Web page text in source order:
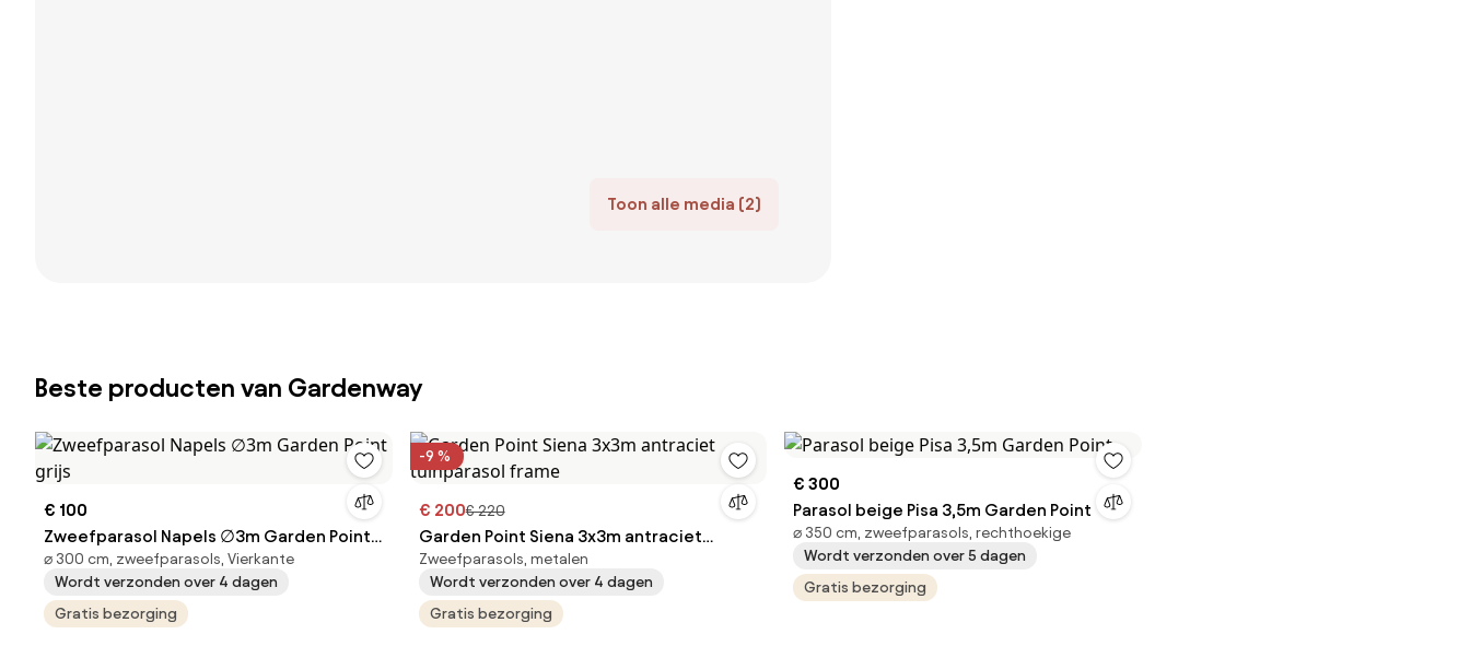
Toon alle media (2)
Beste producten van Gardenway
€ 100
Zweefparasol Napels ∅3m Garden Point
grijs
⌀ 300 cm, zweefparasols, Vierkante
Wordt verzonden over 4 dagen
Gratis bezorging
-9 %
€ 200€ 220
Garden Point Siena 3x3m antraciet
tuinparasol frame
Zweefparasols, metalen
Wordt verzonden over 4 dagen
Gratis bezorging
€ 300
Parasol beige Pisa 3,5m Garden Point
⌀ 350 cm, zweefparasols, rechthoekige
Wordt verzonden over 5 dagen
Gratis bezorging